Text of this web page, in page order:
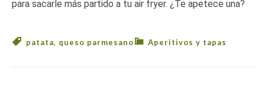
para sacarle más partido a tu air fryer. ¿Te apetece una?
Aperitivos y tapas
patata, queso parmesano